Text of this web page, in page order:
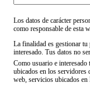
Los datos de carácter
como responsable de esta
La finalidad es gestionar
interesado. Tus datos no
Como usuario e
ubicados en los servidores
web, servicios ubicados en